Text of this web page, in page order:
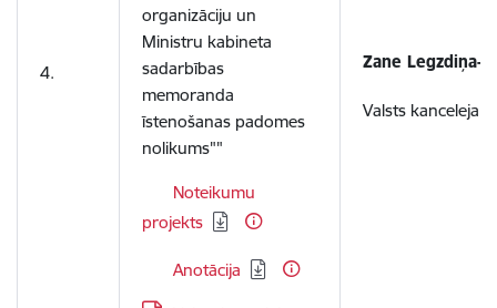
4.
organizāciju un
Ministru kabineta
sadarbības
memoranda
īstenošanas padomes
nolikums""
Lejupielādēt:
Noteikumu
projekts
Lejupielādēt:
Anotācija
Zane Legzdiņa-
Valsts kanceleja